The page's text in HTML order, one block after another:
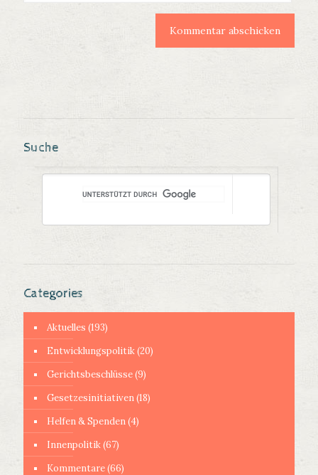
Suche
Categories
Aktuelles (193)
Entwicklungspolitik(20)
Gerichtsbeschlüsse(9)
Gesetzesinitiativen(18)
Helfen & Spenden(4)
Innenpolitik(67)
Kommentare(66)